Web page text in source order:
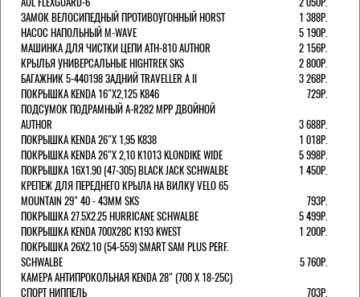
ЗАМОК ВЕЛОСИПЕДНЫЙ ПРОТИВОУГОННЫЙ HORST
1 388Р.
НАСОС НАПОЛЬНЫЙ M-WAVE
5 190Р.
МАШИНКА ДЛЯ ЧИСТКИ ЦЕПИ ATH-810 AUTHOR
2 156Р.
КРЫЛЬЯ УНИВЕРСАЛЬНЫЕ HIGHTREK SKS
2 800Р.
БАГАЖНИК 5-440198 ЗАДНИЙ TRAVELLER A II
3 268Р.
ПОКРЫШКА KENDA 16"Х2,125 K846
729Р.
ПОДСУМОК ПОДРАМНЫЙ A-R282 MPP ДВОЙНОЙ
AUTHOR
3 688Р.
ПОКРЫШКА KENDA 26"Х 1,95 K838
1 018Р.
ПОКРЫШКА KENDA 26"Х 2,10 K1013 KLONDIKE WIDE
5 998Р.
ПОКРЫШКА 16X1.90 (47-305) BLACK JACK SCHWALBE
1 450Р.
КРЕПЕЖ ДЛЯ ПЕРЕДНЕГО КРЫЛА НА ВИЛКУ VELO 65
MOUNTAIN 29" 40 - 43ММ SKS
793Р.
ПОКРЫШКА 27.5X2.25 HURRICANE SCHWALBE
5 499Р.
ПОКРЫШКА KENDA 700Х28С K193 KWEST
1 200Р.
ПОКРЫШКА 26X2.10 (54-559) SMART SAM PLUS PERF.
SCHWALBE
5 760Р.
КАМЕРА АНТИПРОКОЛЬНАЯ KENDA 28" (700 Х 18-25C)
СПОРТ НИППЕЛЬ
703Р.